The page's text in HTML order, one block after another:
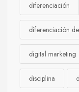
diferenciación
diferenciación
digital marketing
disciplina